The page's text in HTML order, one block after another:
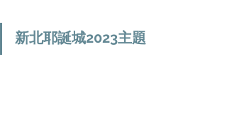
新北耶誕城2023主題